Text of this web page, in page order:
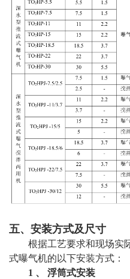
五、安装方式及尺寸
根据工艺要求和现场实
式曝气机的以下安装方式：
1 、 浮筒式安装